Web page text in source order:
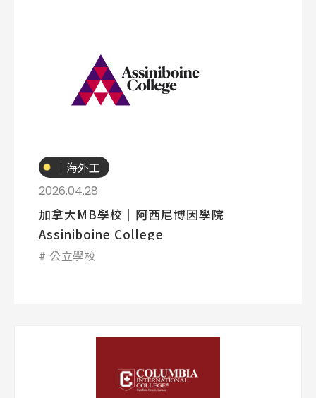
｜海外工
讀
2026.04.28
加拿大MB學校│阿西尼博因學院
Assiniboine College
公立學校